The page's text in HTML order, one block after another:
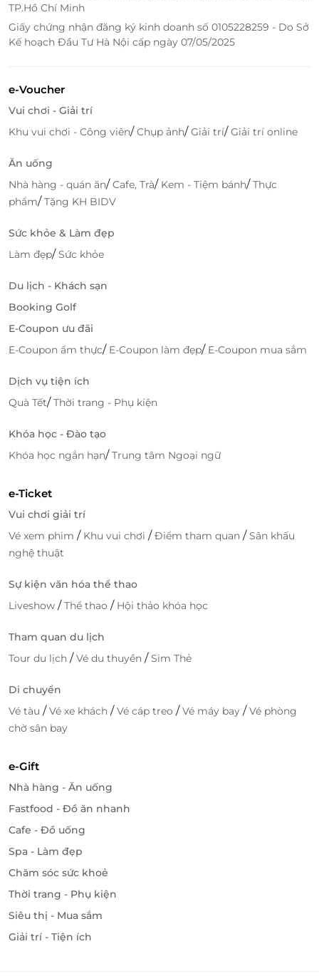
Đặt gói chụp ảnh chất lượng cùng
LifeLink
Tiết kiệm chi phí hơn so với đặt trực tiếp tại
studio.
Xác nhận nhanh chóng khi đặt vé online trên
Sử dụng e-Voucher tiện lợi, không cần in ấn
phức tạp.
LifeLink.
Thông tin rõ ràng, minh bạch, cam kết dịch vụ từ
đối tác uy tín.
Lưu giữ dấu Tết - đặt vé ngay hôm nay!
Đừng bỏ lỡ cơ hội sở hữu bộ ảnh Tết độc đáo và đầy
cảm xúc cùng Tiệm ảnh Beauty - 2T Concept - nơi
bạn có thể hóa thân thành nàng thơ rực rỡ giữa lòng
Hà Nội. Đặt vé qua
sớm, nhận ưu đãi hấp dẫn và thoải mái sáng tạo
trong không gian lưu giữ ký ức xuân đầy nghệ
LifeLink
TP.Hồ Chí Minh
Giấy chứng nhận đăng ký kinh doanh số 0105228259 - Do Sở
Kế hoạch Đầu Tư Hà Nội cấp ngày 07/05/2025
e-Voucher
Vui chơi - Giải trí
Khu vui chơi - Công viên/Chụp ảnh/Giải trí/Giải trí online
Ăn uống
Nhà hàng - quán ăn/Cafe, Trà/ Kem - Tiệm bánh/Thực
phẩm/Tặng KH BIDV
Sức khỏe & Làm đẹp
Làm đẹp/Sức khỏe
Du lịch - Khách sạn
Booking Golf
E-Coupon ưu đãi
E-Coupon ẩm thực/ E-Coupon làm đẹp/ E-Coupon mua sắm
Dịch vụ tiện ích
Quà Tết/Thời trang - Phụ kiện
Khóa học - Đào tạo
Khóa học ngắn hạn/Trung tâm Ngoại ngữ
e-Ticket
Vui chơi giải trí
Vé xem phim / Khu vui chơi /Điểm tham quan /Sân khấu
nghệ thuật
Sự kiện văn hóa thể thao
Liveshow /Thể thao / Hội thảo khóa học
Tham quan du lịch
Tour du lịch /Vé du thuyền /Sim Thẻ
Di chuyển
Vé tàu /Vé xe khách /Vé cáp treo /Vé máy bay /Vé phòng
chờ sân bay
e-Gift
Nhà hàng - Ăn uống
Fastfood - Đồ ăn nhanh
Cafe - Đồ uống
Spa - Làm đẹp
Chăm sóc sức khoẻ
Thời trang - Phụ kiện
Siêu thị - Mua sắm
Giải trí - Tiện ích